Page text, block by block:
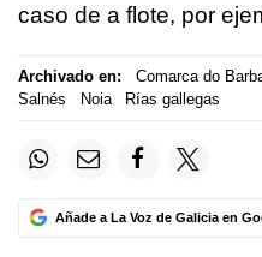
caso de a flote, por
Archivado en: Comarca do
Salnés
Noia Rías gallegas
Añade a La Voz de Galicia en